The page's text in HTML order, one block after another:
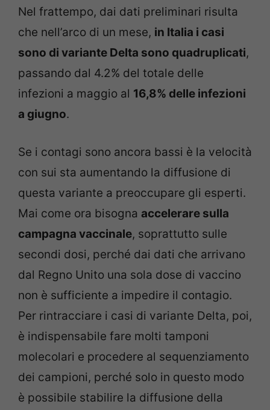
Nel frattempo, dai dati preliminari risulta
che nell’arco di un mese, in Italia i casi
sono di variante Delta sono quadruplicati,
passando dal 4.2% del totale delle
infezioni a maggio al 16,8% delle infezioni
a giugno.
Se i contagi sono ancora bassi è la velocità
con sui sta aumentando la diffusione di
questa variante a preoccupare gli esperti.
Mai come ora bisogna accelerare sulla
campagna vaccinale, soprattutto sulle
secondi dosi, perché dai dati che arrivano
dal Regno Unito una sola dose di vaccino
non è sufficiente a impedire il contagio.
Per rintracciare i casi di variante Delta, poi,
è indispensabile fare molti tamponi
molecolari e procedere al sequenziamento
dei campioni, perché solo in questo modo
è possibile stabilire la diffusione della